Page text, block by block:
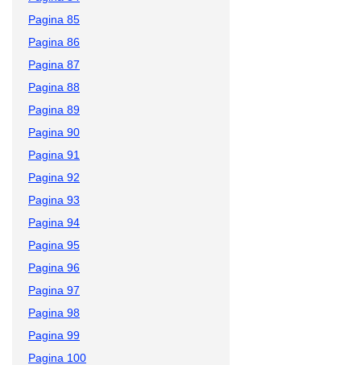
Pagina 85
Pagina 86
Pagina 87
Pagina 88
Pagina 89
Pagina 90
Pagina 91
Pagina 92
Pagina 93
Pagina 94
Pagina 95
Pagina 96
Pagina 97
Pagina 98
Pagina 99
Pagina 100